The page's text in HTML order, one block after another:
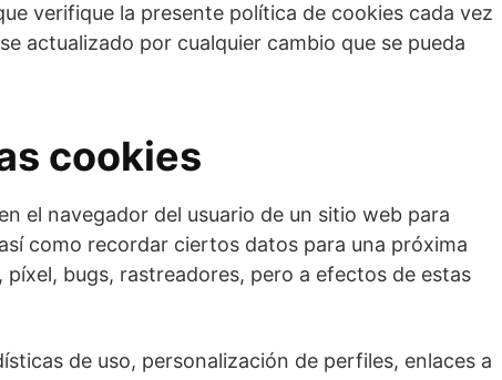
verifique la presente política de cookies cada vez
actualizado por cualquier cambio que se pueda
cookies
el navegador del usuario de un sitio web para
como recordar ciertos datos para una próxima
bugs, rastreadores, pero a efectos de estas
de uso, personalización de perfiles, enlaces a